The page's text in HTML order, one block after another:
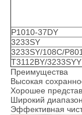
P1010-37DY
3233SY
3233SY/108C/
T3112BY/3233SYY
Преимущества
Высокая
Хорошее
Широкий
Эффективная